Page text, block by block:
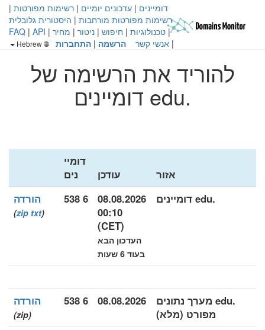
דומיינים | עדכונים יומיים | רשימות מפורטות |
רשימות מפורטות מורחבות | היסטורית גלובלית
| טכנולוגיות | חיפוש | ניטור | מחיר |
FAQ | API
| אנשי קשר הרשמה | התחברות
להוריד את הרשימה של
.edu דומיינים
אזור עודכן
דומיי
נים
.edu דומיינים
08.08.2026
00:10
(CET)
העדכון הבא
בעוד 6 שעות
6 538 הורדה
(
zip txt
)
.edu מערך נתונים
מפורט (מלא)
08.08.2026
6 538 הורדה
(zip)